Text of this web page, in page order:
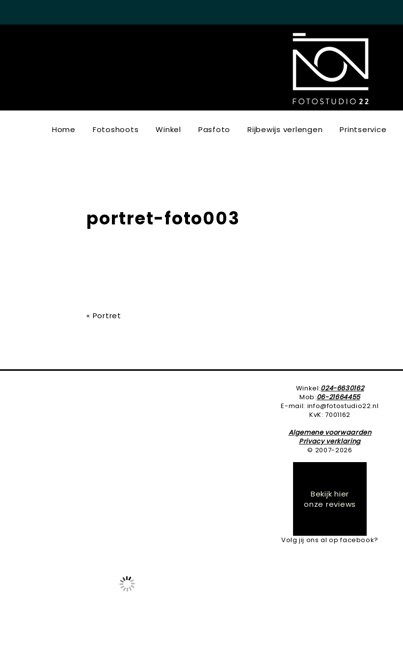
Home Fotoshoots Winkel Pasfoto Rijbewijs verlengen Printservice
portret-foto003
« Portret
Winkel:024-6630162
Mob:06-21664455
E-mail: info@fotostudio22.nl
KvK: 7001162
Algemene voorwaarden
Privacy verklaring
© 2007-2026
Bekijk hier
onze reviews
Volg jij ons al op facebook?